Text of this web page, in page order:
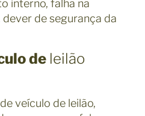
interno, falha na
de segurança da
de leilão
veículo de leilão,